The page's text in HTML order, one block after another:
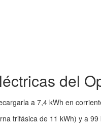
del
a 7,4 kWh en
trifásica de 11 kWh) y a